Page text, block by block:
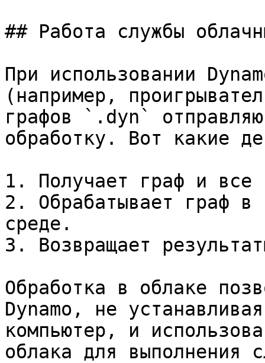
## Работа службы
При использовании
(например,
графов `.dyn`
обработку. Вот какие
1. Получает граф и все
2. Обрабатывает граф в
среде.
3. Возвращает
Обработка в облаке
Dynamo, не
компьютер, и
облака для выполнения